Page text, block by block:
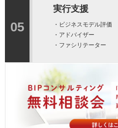
05
実行支援
・ビジネスモデル評価
・アドバイザー
・ファシリテーター